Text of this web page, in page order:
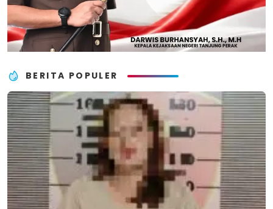
BERITA POPULER